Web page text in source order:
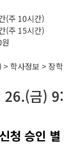
(주 10시간)
(주 15시간)
학사정보 > 장학
26.(금) 9:
청 승인 별